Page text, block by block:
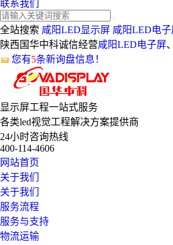
联系我们
全站搜索 咸阳LED显示屏 咸阳LED电子
陕西国华中科诚信经营咸阳LED电子屏
您有5条新询盘信息！
显示屏工程一站式服务
各类led视觉工程解决方案提供商
24小时咨询热线
400-114-4606
网站首页
关于我们
关于我们
服务流程
服务与支持
物流运输